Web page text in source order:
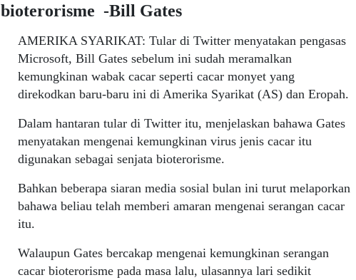
bioterorisme -Bill Gates
AMERIKA SYARIKAT: Tular di Twitter menyatakan pengasas
Microsoft, Bill Gates sebelum ini sudah meramalkan
kemungkinan wabak cacar seperti cacar monyet yang
direkodkan baru-baru ini di Amerika Syarikat (AS) dan Eropah.
Dalam hantaran tular di Twitter itu, menjelaskan bahawa Gates
menyatakan mengenai kemungkinan virus jenis cacar itu
digunakan sebagai senjata bioterorisme.
Bahkan beberapa siaran media sosial bulan ini turut melaporkan
bahawa beliau telah memberi amaran mengenai serangan cacar
itu.
Walaupun Gates bercakap mengenai kemungkinan serangan
cacar bioterorisme pada masa lalu, ulasannya lari sedikit